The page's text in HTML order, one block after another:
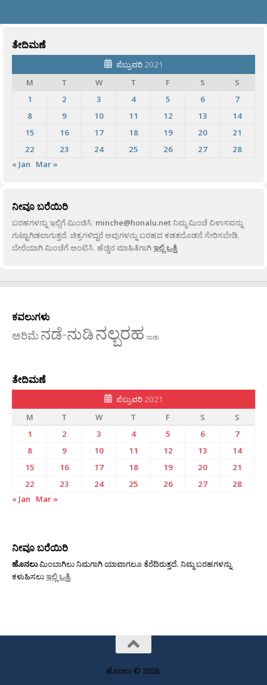
ತೇದಿಮಣೆ
ಪೆಬ್ರುವರಿ 2021
M
T W T F S
S
1
2 3 4 5 6
7
8
9 10 11 12 13
14
15
16 17 18 19 20
21
22
23 24 25 26 27
28
« Jan
Mar »
ನೀವೂ ಬರೆಯಿರಿ
ಬರಹಗಳನ್ನು ಇಲ್ಲಿಗೆ ಮಿಂಚಿಸಿ: minche@honalu.netನಿಮ್ಮ ಮಿಂಚೆ ವಿಳಾಸವನ್ನು
ಗುಟ್ಟಾಗಿಡಲಾಗುತ್ತದೆ. ಚಿತ್ರಗಳಿದ್ದರೆ ಅವುಗಳನ್ನು ಬರಹದ ಕಡತದೊಡನೆ ಸೇರಿಸಬೇಡಿ,
ಬೇರೆಯಾಗಿ ಮಿಂಚೆಗೆ ಅಂಟಿಸಿ. ಹೆಚ್ಚಿನ ಮಾಹಿತಿಗಾಗಿಇಲ್ಲಿ ಒತ್ತಿ.
ಕವಲುಗಳು
ಅರಿಮೆನಡೆ-ನುಡಿನಲ್ಬರಹ ನಾಡು
ತೇದಿಮಣೆ
ಪೆಬ್ರುವರಿ 2021
M
T W T F S
S
1
2 3 4 5 6
7
8
9 10 11 12 13
14
15
16 17 18 19 20
21
22
23 24 25 26 27
28
« Jan
Mar »
ನೀವೂ ಬರೆಯಿರಿ
ಹೊನಲುಮಿಂಬಾಗಿಲು ನಿಮಗಾಗಿ ಯಾವಾಗಲೂ ತೆರೆದಿರುತ್ತದೆ. ನಿಮ್ಮ ಬರಹಗಳನ್ನು
ಕಳುಹಿಸಲುಇಲ್ಲಿ ಒತ್ತಿ.
ಹೊನಲು © 2026.